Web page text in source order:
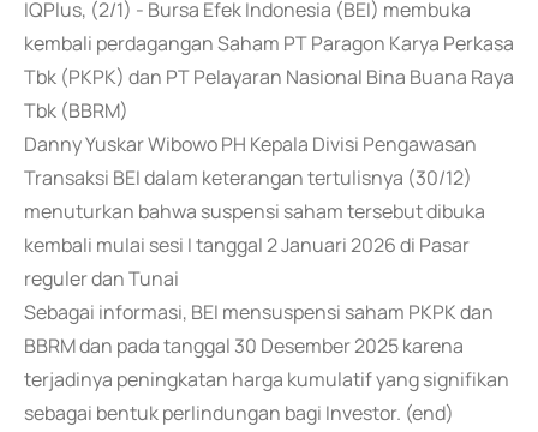
IQPlus, (2/1) - Bursa Efek Indonesia (BEI) membuka
kembali perdagangan Saham PT Paragon Karya Perkasa
Tbk (PKPK) dan PT Pelayaran Nasional Bina Buana Raya
Tbk (BBRM)
Danny Yuskar Wibowo PH Kepala Divisi Pengawasan
Transaksi BEI dalam keterangan tertulisnya (30/12)
menuturkan bahwa suspensi saham tersebut dibuka
kembali mulai sesi I tanggal 2 Januari 2026 di Pasar
reguler dan Tunai
Sebagai informasi, BEI mensuspensi saham PKPK dan
BBRM dan pada tanggal 30 Desember 2025 karena
terjadinya peningkatan harga kumulatif yang signifikan
sebagai bentuk perlindungan bagi Investor. (end)